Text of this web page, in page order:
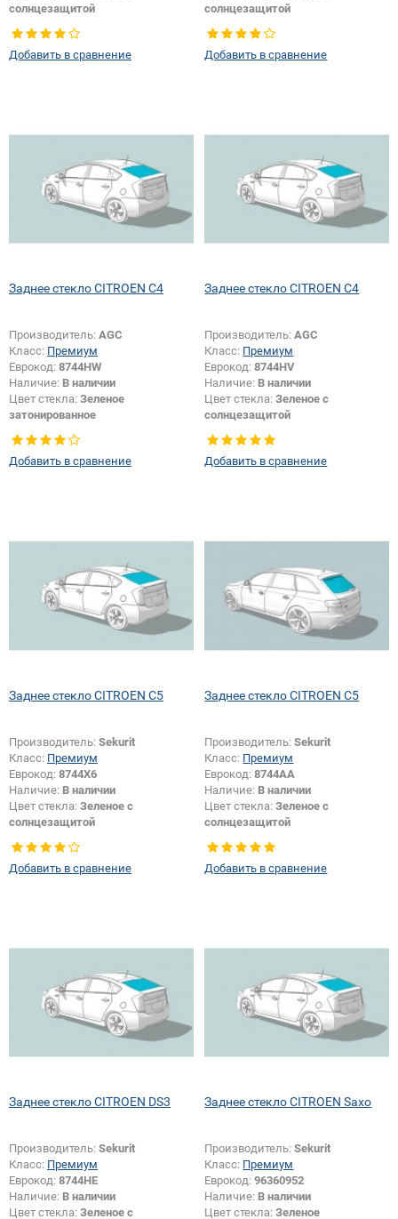
солнцезащитой
Тип стекла:Заднее стекло
Добавить в сравнение
солнцезащитой
Тип стекла:Заднее стекло
Изменение размера:Да
Добавить в сравнение
Заднее стекло CITROEN C4
Производитель: AGC
Класс: Премиум
Еврокод: 8744HW
Наличие: В наличии
Цвет стекла: Зеленое
затонированное
Тип кузова: Хетчбек
Тип стекла:Заднее стекло
Добавить в сравнение
Заднее стекло CITROEN C4
Производитель:AGC
Класс: Премиум
Еврокод:8744HV
Наличие: В наличии
Цвет стекла:Зеленое с
солнцезащитой
Тип кузова:Хетчбек
Тип стекла:Заднее стекло
Добавить в сравнение
Заднее стекло CITROEN C5
Производитель: Sekurit
Класс: Премиум
Еврокод: 8744X6
Наличие: В наличии
Цвет стекла: Зеленое с
солнцезащитой
Добавить в сравнение
Заднее стекло CITROEN C5
Производитель:Sekurit
Класс: Премиум
Еврокод:8744AA
Наличие: В наличии
Цвет стекла:Зеленое с
солнцезащитой
Появление или изменение
отверстий: Да
Добавить в сравнение
Заднее стекло CITROEN DS3
Производитель: Sekurit
Класс: Премиум
Еврокод: 8744HE
Наличие: В наличии
Цвет стекла: Зеленое с
Заднее стекло CITROEN Saxo
Производитель:Sekurit
Класс: Премиум
Еврокод:96360952
Наличие: В наличии
Цвет стекла:Зеленое